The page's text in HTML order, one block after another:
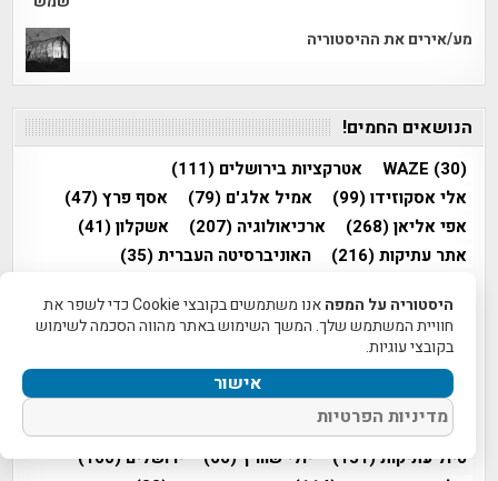
מע/אירים את ההיסטוריה
הנושאים החמים!
WAZE (30) אטרקציות בירושלים (111)
אלי אסקוזידו(99) אמיל אלג'ם (79) אסף פרץ(47)
אפי אליאן(268) ארכיאולוגיה (207) אשקלון(41)
אתר עתיקות(216) האוניברסיטה העברית(35)
התקופה הביזנטית(129) התקופה ההלניסטית(30)
התקופה העות'מנית
(62)
חפירה ארכאולוגית(168) חפירה ארכיאולוגית(165)
חפירות ארכיאולוגיות(166) חפירות הצלה(140)
טיול מורשת (116)
טיול עתיקות(151) יולי שוורץ(66) ירושלים(160)
היסטוריה על המפה
אנו משתמשים בקובצי Cookie כדי לשפר את
חוויית המשתמש שלך. המשך השימוש באתר מהווה הסכמה לשימוש
בקובצי עוגיות.
אישור
מדיניות הפרטיות